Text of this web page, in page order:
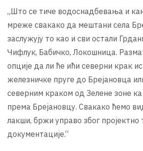
„Што се тиче водоснадбевања и
мреже свакако да мештани села
заслужују то као и сви остали
Чифлук, Бабичко, Локошница.
опције да ли ће ићи северни крак
железничке пруге до Брејановца
северним краком од Зелене зоне
према Брејановцу. Свакако ћемо
лакши, бржи управо због пројектно
документације.“